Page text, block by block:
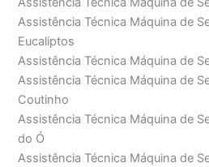
Assistência Técnica Máquina de
Eucaliptos
Assistência Técnica Máquina de
Assistência Técnica Máquina de
Coutinho
Assistência Técnica Máquina de
do Ó
Assistência Técnica Máquina de